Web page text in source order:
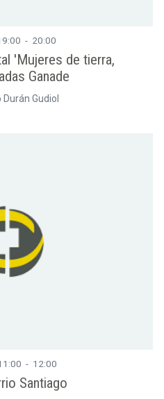
- 20:00
'Mujeres de tierra,
Ganade
Gudiol
- 12:00
Santiago